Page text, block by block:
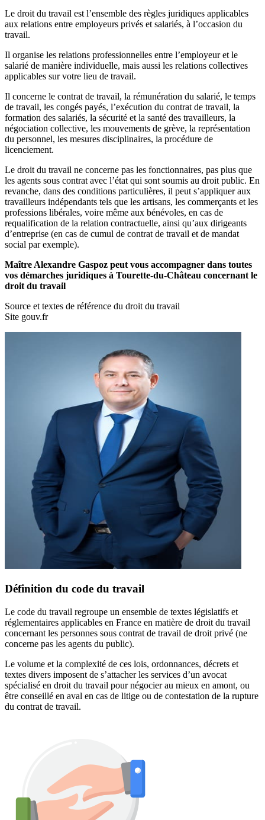
Le droit du travail est l’ensemble des règles juridiques applicables
aux relations entre employeurs privés et salariés, à l’occasion du
travail.
Il organise les relations professionnelles entre l’employeur et le
salarié de manière individuelle, mais aussi les relations collectives
applicables sur votre lieu de travail.
Il concerne le contrat de travail, la rémunération du salarié, le temps
de travail, les congés payés, l’exécution du contrat de travail, la
formation des salariés, la sécurité et la santé des travailleurs, la
négociation collective, les mouvements de grève, la représentation
du personnel, les mesures disciplinaires, la procédure de
licenciement.
Le droit du travail ne concerne pas les fonctionnaires, pas plus que
les agents sous contrat avec l’état qui sont soumis au droit public. En
revanche, dans des conditions particulières, il peut s’appliquer aux
travailleurs indépendants tels que les artisans, les commerçants et les
professions libérales, voire même aux bénévoles, en cas de
requalification de la relation contractuelle, ainsi qu’aux dirigeants
d’entreprise (en cas de cumul de contrat de travail et de mandat
social par exemple).
Maître Alexandre Gaspoz peut vous accompagner dans toutes
vos démarches juridiques à Tourette-du-Château concernant le
droit du travail
Source et textes de référence du droit du travail
Site gouv.fr
Définition du code du travail
Le code du travail regroupe un ensemble de textes législatifs et
réglementaires applicables en France en matière de droit du travail
concernant les personnes sous contrat de travail de droit privé (ne
concerne pas les agents du public).
Le volume et la complexité de ces lois, ordonnances, décrets et
textes divers imposent de s’attacher les services d’un avocat
spécialisé en droit du travail pour négocier au mieux en amont, ou
être conseillé en aval en cas de litige ou de contestation de la rupture
du contrat de travail.